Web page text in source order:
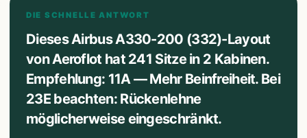
DIE SCHNELLE ANTWORT
Dieses Airbus A330-200 (332)-Layout
von Aeroflot hat 241 Sitze in 2 Kabinen.
Empfehlung: 11A — Mehr Beinfreiheit. Bei
23E beachten: Rückenlehne
möglicherweise eingeschränkt.